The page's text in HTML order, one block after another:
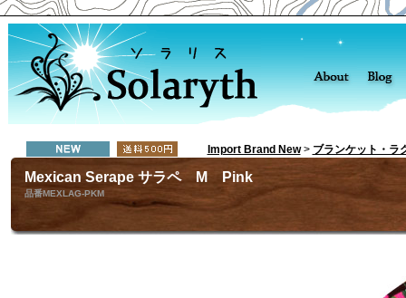
Import Brand New> ブランケット・ラ
Mexican Serape サラペ M Pink
品番MEXLAG-PKM